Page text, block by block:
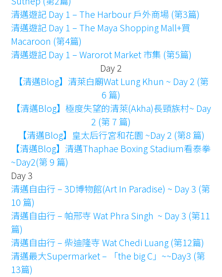
清邁遊記 Day 1 – The Harbour 戶外商場 (第3篇)
清邁遊記 Day 1 – The Maya Shopping Mall+買
Macaroon (第4篇)
清邁遊記 Day 1 – Warorot Market 市集 (第5篇)
Day 2
【清邁Blog】清萊白廟Wat Lung Khun ~ Day 2 (第
6 篇)
【清邁Blog】極度失望的清萊(Akha)長頸族村~ Day
2 (第 7 篇)
【清邁Blog】皇太后行宮和花園 ~Day 2 (第8 篇)
【清邁Blog】清邁Thaphae Boxing Stadium看泰拳
~Day2(第 9 篇)
Day 3
清邁自由行 – 3D博物館(Art In Paradise) ~ Day 3 (第
10 篇)
清邁自由行 – 帕邢寺 Wat Phra Singh ~ Day 3 (第11
篇)
清邁自由行 – 柴迪隆寺 Wat Chedi Luang (第12篇)
清邁最大Supermarket – 「the big C」~~Day3 (第
13篇)